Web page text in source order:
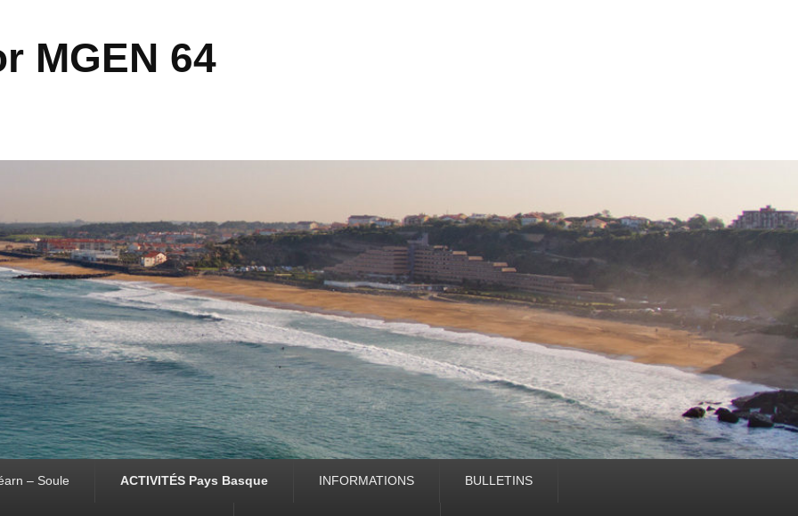
MGEN 64
– Soule ACTIVITÉS Pays Basque INFORMATIONS BULLETINS